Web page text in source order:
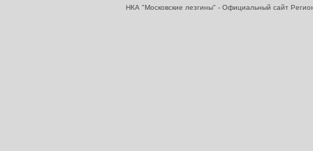
НКА "Московские лезгины" - Официальный сайт